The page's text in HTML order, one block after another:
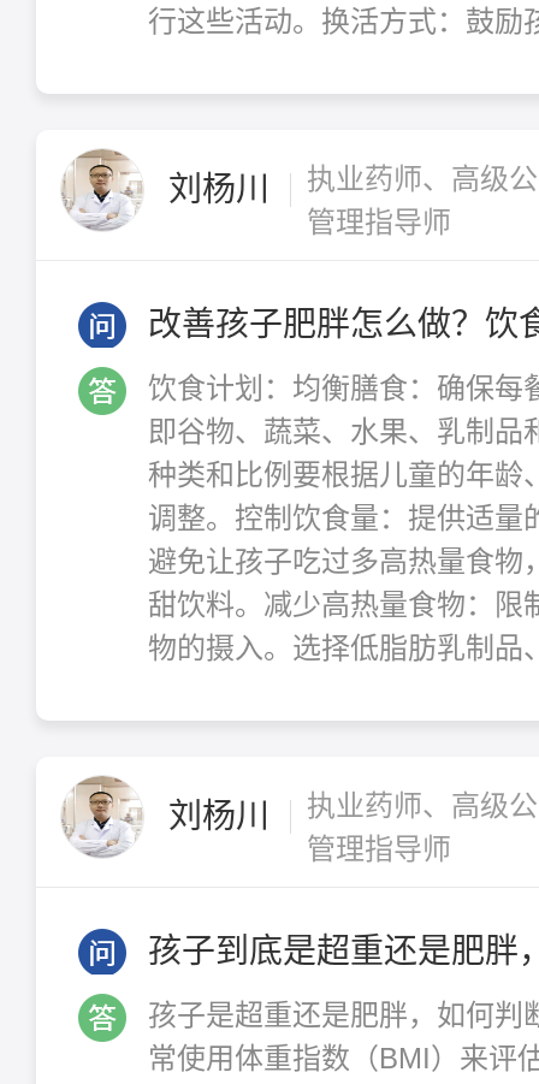
行这些活动。换活方式：鼓励
刘杨川
执业药师、高级
管理指导师
改善孩子肥胖怎么做？饮
饮食计划：均衡膳食：确保每
即谷物、蔬菜、水果、乳制品
种类和比例要根据儿童的年龄
调整。控制饮食量：提供适量
避免让孩子吃过多高热量食物
甜饮料。减少高热量食物：限
物的摄入。选择低脂肪乳制品
刘杨川
执业药师、高级
管理指导师
孩子到底是超重还是肥胖
孩子是超重还是肥胖，如何判
常使用体重指数（BMI）来评